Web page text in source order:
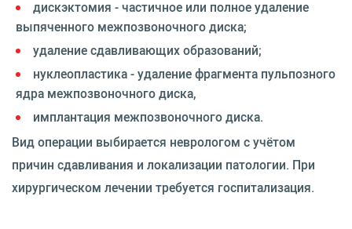
дискэктомия - частичное или полное удаление
выпяченного межпозвоночного диска;
удаление сдавливающих образований;
нуклеопластика - удаление фрагмента пульпозного
ядра межпозвоночного диска,
имплантация межпозвоночного диска.
Вид операции выбирается неврологом с учётом
причин сдавливания и локализации патологии. При
хирургическом лечении требуется госпитализация.